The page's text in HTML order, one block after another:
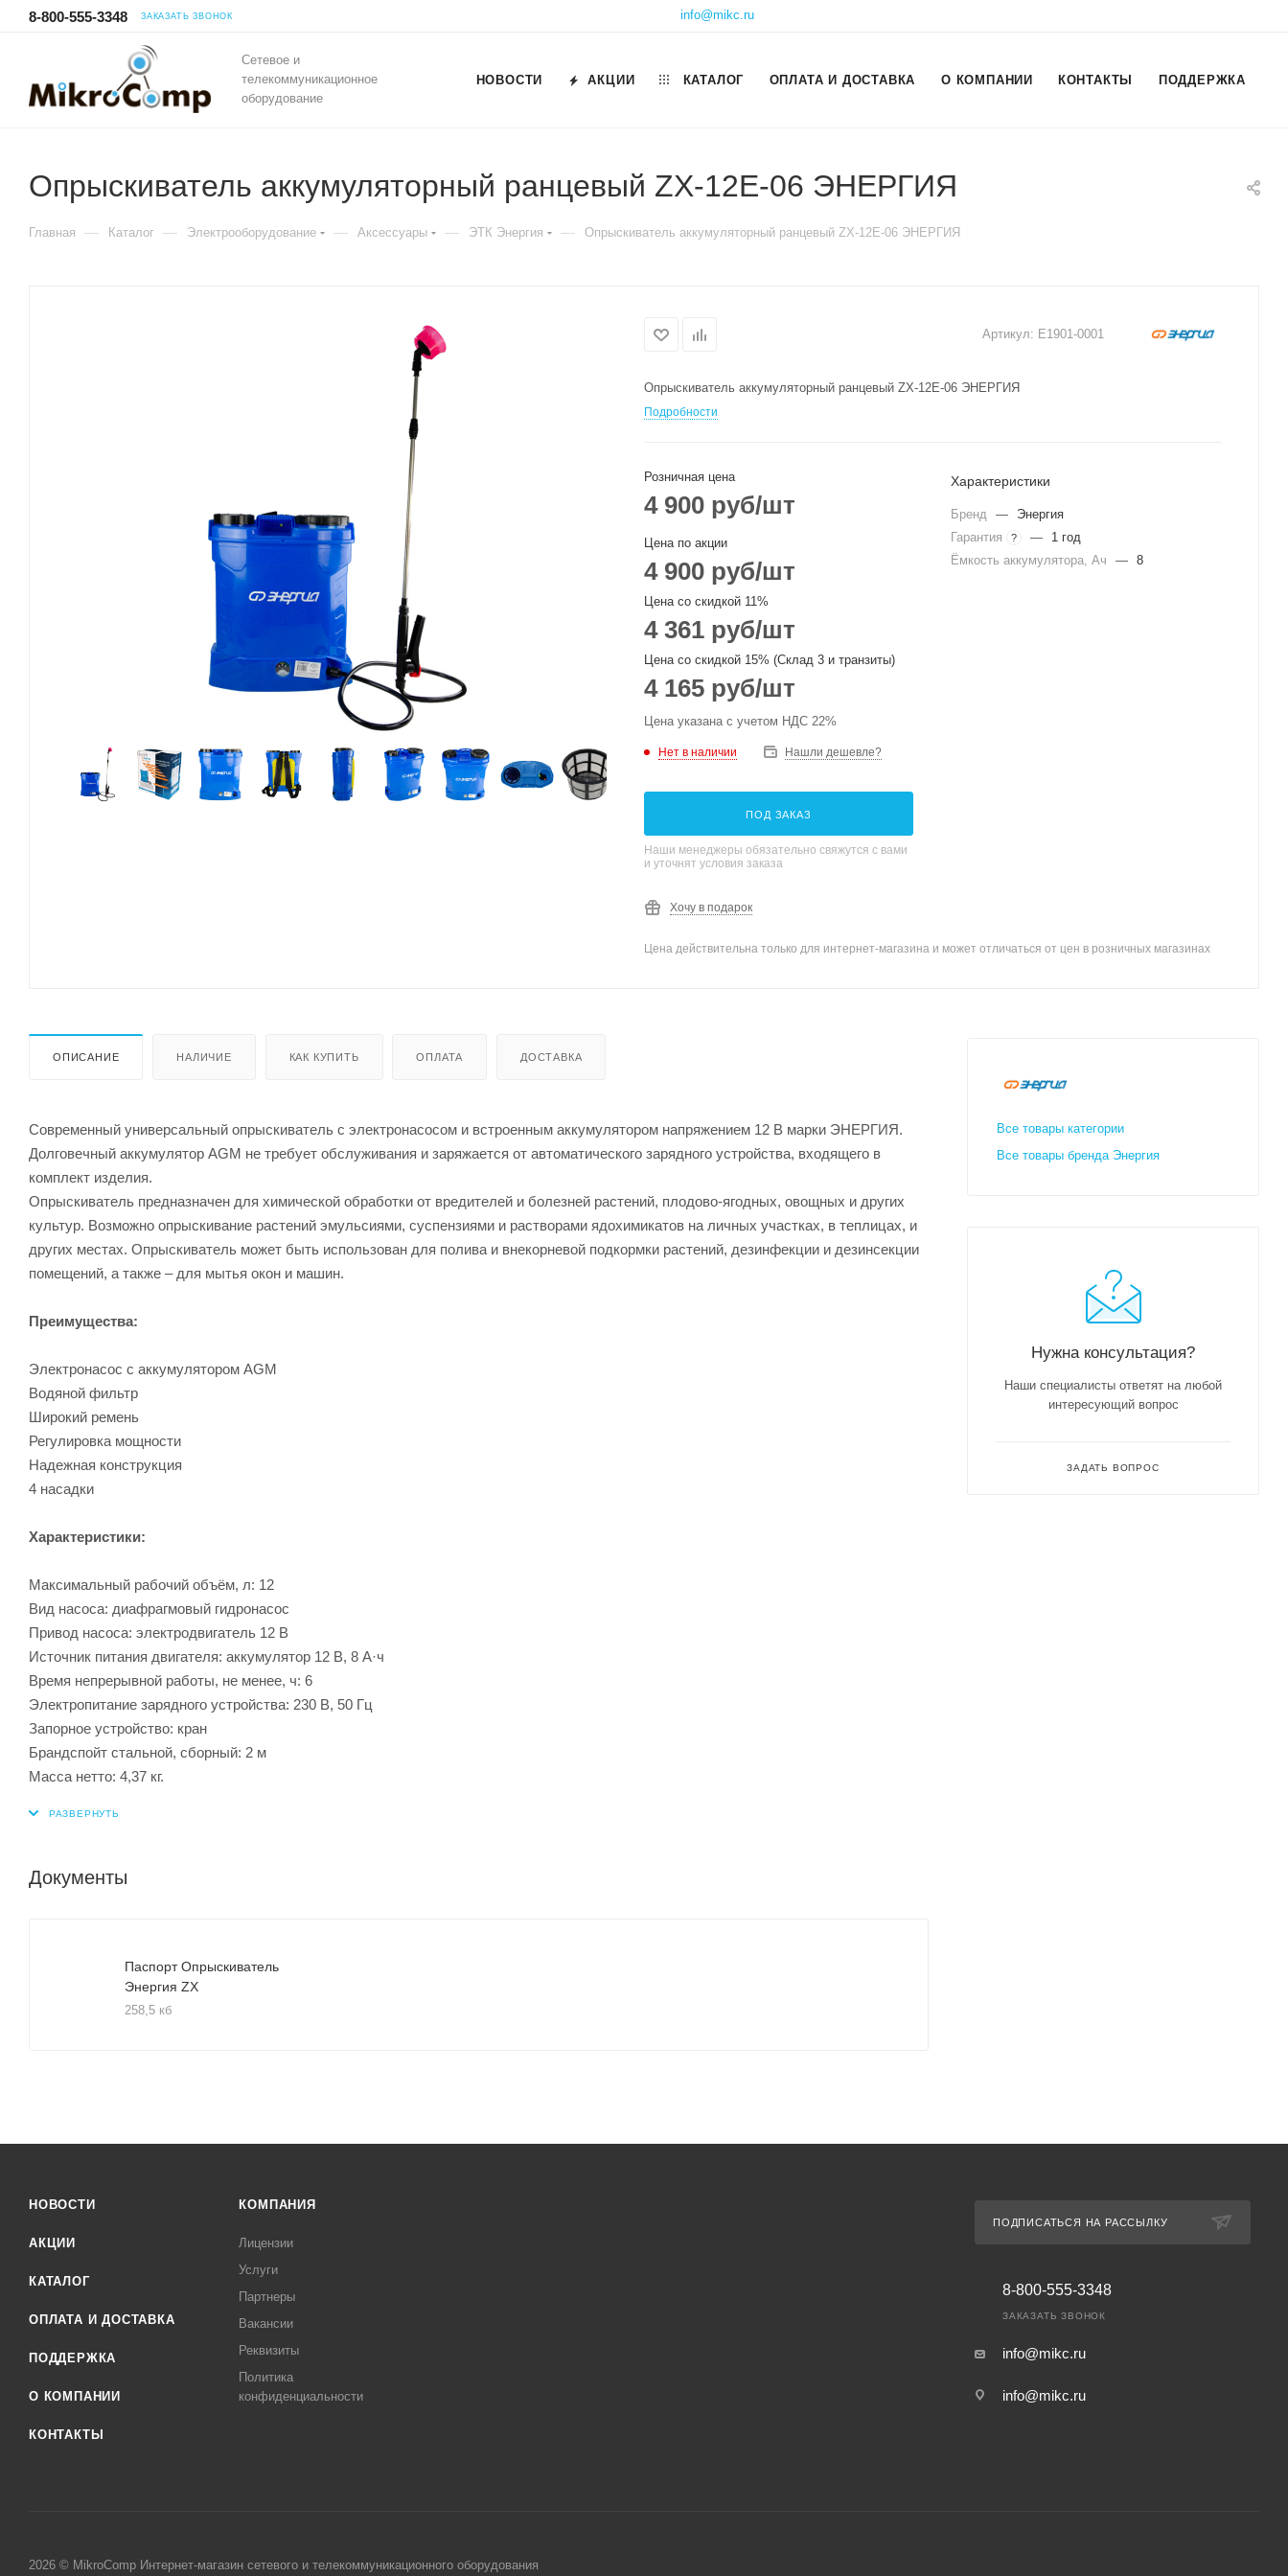
8-800-555-3348 ЗАКАЗАТЬ ЗВОНОК info@mikc.ru
Сетевое и
телекоммуникационное
оборудование
НОВОСТИ АКЦИИ КАТАЛОГ ОПЛАТА И ДОСТАВКА О КОМПАНИИ КОНТАКТЫ ПОДДЕРЖКА
Опрыскиватель аккумуляторный ранцевый ZX-12E-06 ЭНЕРГИЯ
Главная — Каталог — Электрооборудование — Аксессуары — ЭТК Энергия — Опрыскиватель аккумуляторный ранцевый ZX-12E-06 ЭНЕРГИЯ
Артикул: Е1901-0001
Опрыскиватель аккумуляторный ранцевый ZX-12E-06 ЭНЕРГИЯ
Подробности
Розничная цена
4 900 руб/шт
Цена по акции
4 900 руб/шт
Цена со скидкой 11%
4 361 руб/шт
Цена со скидкой 15% (Склад 3 и транзиты)
4 165 руб/шт
Цена указана с учетом НДС 22%
Нет в наличии Нашли дешевле?
ПОД ЗАКАЗ
Наши менеджеры обязательно свяжутся с вами
и уточнят условия заказа
Хочу в подарок
Характеристики
Бренд —
Энергия
Гарантия
? —
1 год
Ёмкость аккумулятора, Ач
— 8
Цена действительна только для интернет-магазина и может отличаться от цен в розничных магазинах
ОПИСАНИЕ НАЛИЧИЕ КАК КУПИТЬ ОПЛАТА ДОСТАВКА
Современный универсальный опрыскиватель с электронасосом и встроенным аккумулятором напряжением 12 В марки ЭНЕРГИЯ.
Долговечный аккумулятор AGM не требует обслуживания и заряжается от автоматического зарядного устройства, входящего в
комплект изделия.
Опрыскиватель предназначен для химической обработки от вредителей и болезней растений, плодово-ягодных, овощных и других
культур. Возможно опрыскивание растений эмульсиями, суспензиями и растворами ядохимикатов на личных участках, в теплицах, и
других местах. Опрыскиватель может быть использован для полива и внекорневой подкормки растений, дезинфекции и дезинсекции
помещений, а также – для мытья окон и машин.
Преимущества:
Электронасос с аккумулятором AGM
Водяной фильтр
Широкий ремень
Регулировка мощности
Надежная конструкция
4 насадки
Характеристики:
Максимальный рабочий объём, л: 12
Вид насоса: диафрагмовый гидронасос
Привод насоса: электродвигатель 12 В
Источник питания двигателя: аккумулятор 12 В, 8 А·ч
Время непрерывной работы, не менее, ч: 6
Электропитание зарядного устройства: 230 В, 50 Гц
Запорное устройство: кран
Брандспойт стальной, сборный: 2 м
Масса нетто: 4,37 кг.
Документы
Паспорт Опрыскиватель
Энергия ZX
258,5 кб
Все товары категории
Все товары бренда Энергия
Нужна консультация?
Наши специалисты ответят на любой
интересующий вопрос
ЗАДАТЬ ВОПРОС
НОВОСТИ
АКЦИИ
КАТАЛОГ
ОПЛАТА И ДОСТАВКА
ПОДДЕРЖКА
О КОМПАНИИ
КОНТАКТЫ
КОМПАНИЯ
Лицензии
Услуги
Партнеры
Вакансии
Реквизиты
Политика
конфиденциальности
ПОДПИСАТЬСЯ НА РАССЫЛКУ
8-800-555-3348
ЗАКАЗАТЬ ЗВОНОК
info@mikc.ru
info@mikc.ru
2026 © MikroComp Интернет-магазин сетевого и телекоммуникационного оборудования